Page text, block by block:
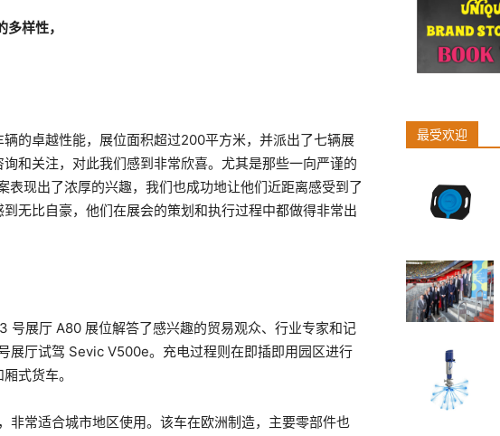
样性，
的卓越性能，展位面积超过200平方米，并派出了七辆展
和关注，对此我们感到非常欣喜。尤其是那些一向严谨的
表现出了浓厚的兴趣，我们也成功地让他们近距离感受到了
无比自豪，他们在展会的策划和执行过程中都做得非常出
号展厅 A80 展位解答了感兴趣的贸易观众、行业专家和记
展厅试驾 Sevic V500e。充电过程则在即插即用园区进行
式货车。
常适合城市地区使用。该车在欧洲制造，主要零部件也
最受欢迎